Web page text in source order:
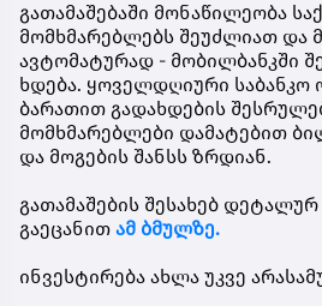
გათამაშებაში მონაწილეობა
მომხმარებლებს შეუძლიათ და
ავტომატურად - მობილბანკში
ხდება. ყოველდღიური საბანკო
ბარათით გადახდების
მომხმარებლები დამატებით
და მოგების შანსს ზრდიან.
გათამაშების შესახებ
გაეცანით ამ ბმულზე.
ინვესტირება ახლა უკვე